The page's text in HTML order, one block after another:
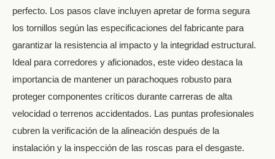
perfecto. Los pasos clave incluyen apretar de forma segura
los tornillos según las especificaciones del fabricante para
garantizar la resistencia al impacto y la integridad estructural.
Ideal para corredores y aficionados, este video destaca la
importancia de mantener un parachoques robusto para
proteger componentes críticos durante carreras de alta
velocidad o terrenos accidentados. Las puntas profesionales
cubren la verificación de la alineación después de la
instalación y la inspección de las roscas para el desgaste.